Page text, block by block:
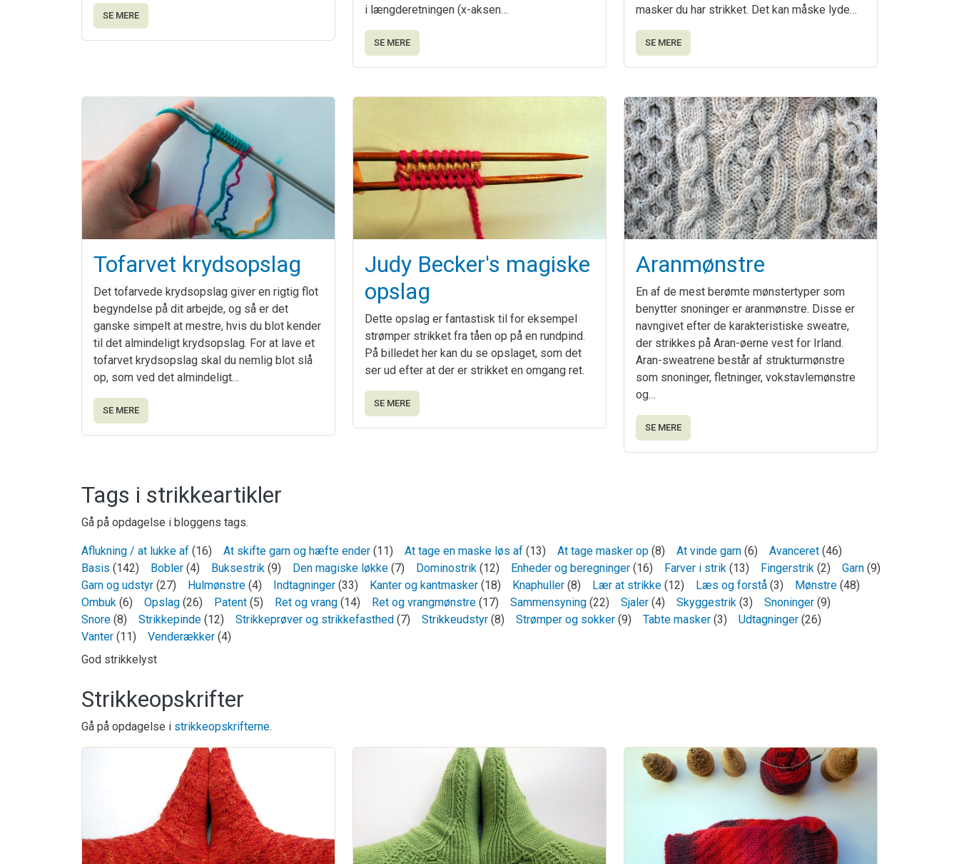
SE MERE
i længderetningen (x-aksen…
SE MERE
masker du har strikket. Det kan måske lyde…
SE MERE
Tofarvet krydsopslag
Det tofarvede krydsopslag giver en rigtig flot
begyndelse på dit arbejde, og så er det
ganske simpelt at mestre, hvis du blot kender
til det almindeligt krydsopslag. For at lave et
tofarvet krydsopslag skal du nemlig blot slå
op, som ved det almindeligt…
SE MERE
Judy Becker's magiske
opslag
Dette opslag er fantastisk til for eksempel
strømper strikket fra tåen op på en rundpind.
På billedet her kan du se opslaget, som det
ser ud efter at der er strikket en omgang ret.
SE MERE
Aranmønstre
En af de mest berømte mønstertyper som
benytter snoninger er aranmønstre. Disse er
navngivet efter de karakteristiske sweatre,
der strikkes på Aran-øerne vest for Irland.
Aran-sweatrene består af strukturmønstre
som snoninger, fletninger, vokstavlemønstre
og…
SE MERE
Tags i strikkeartikler
Gå på opdagelse i bloggens tags.
Aflukning / at lukke af (16) At skifte garn og hæfte ender (11) At tage en maske løs af (13) At tage masker op (8) At vinde garn (6) Avanceret (46)
Basis (142) Bobler (4) Buksestrik (9) Den magiske løkke (7) Dominostrik (12) Enheder og beregninger (16) Farver i strik (13) Fingerstrik (2) Garn (9)
Garn og udstyr (27) Hulmønstre (4) Indtagninger (33) Kanter og kantmasker (18) Knaphuller (8) Lær at strikke (12) Læs og forstå (3) Mønstre (48)
Ombuk (6) Opslag (26) Patent (5) Ret og vrang (14) Ret og vrangmønstre (17) Sammensyning (22) Sjaler (4) Skyggestrik (3) Snoninger (9)
Snore (8) Strikkepinde (12) Strikkeprøver og strikkefasthed (7) Strikkeudstyr (8) Strømper og sokker (9) Tabte masker (3) Udtagninger (26)
Vanter (11) Venderækker (4)
God strikkelyst
Strikkeopskrifter
Gå på opdagelse i strikkeopskrifterne.